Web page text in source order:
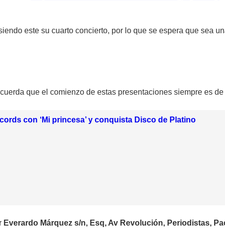
este su cuarto concierto, por lo que se espera que sea
que el comienzo de estas presentaciones siempre es
con ‘Mi princesa’ y conquista Disco de Platino
Everardo Márquez s/n, Esq, Av Revolución, Periodistas,